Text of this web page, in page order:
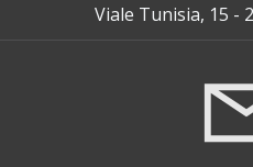
Viale Tunisia, 15 -